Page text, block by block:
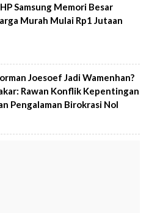
Samsung Memori Besar
Murah Mulai Rp1 Jutaan
Joesoef Jadi Wamenhan?
Rawan Konflik Kepentingan
Pengalaman Birokrasi Nol